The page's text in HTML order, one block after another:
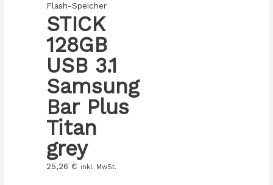
Flash-Speicher
STICK
128GB
USB 3.1
Samsung
Bar Plus
Titan
grey
25,26 € inkl. MwSt.